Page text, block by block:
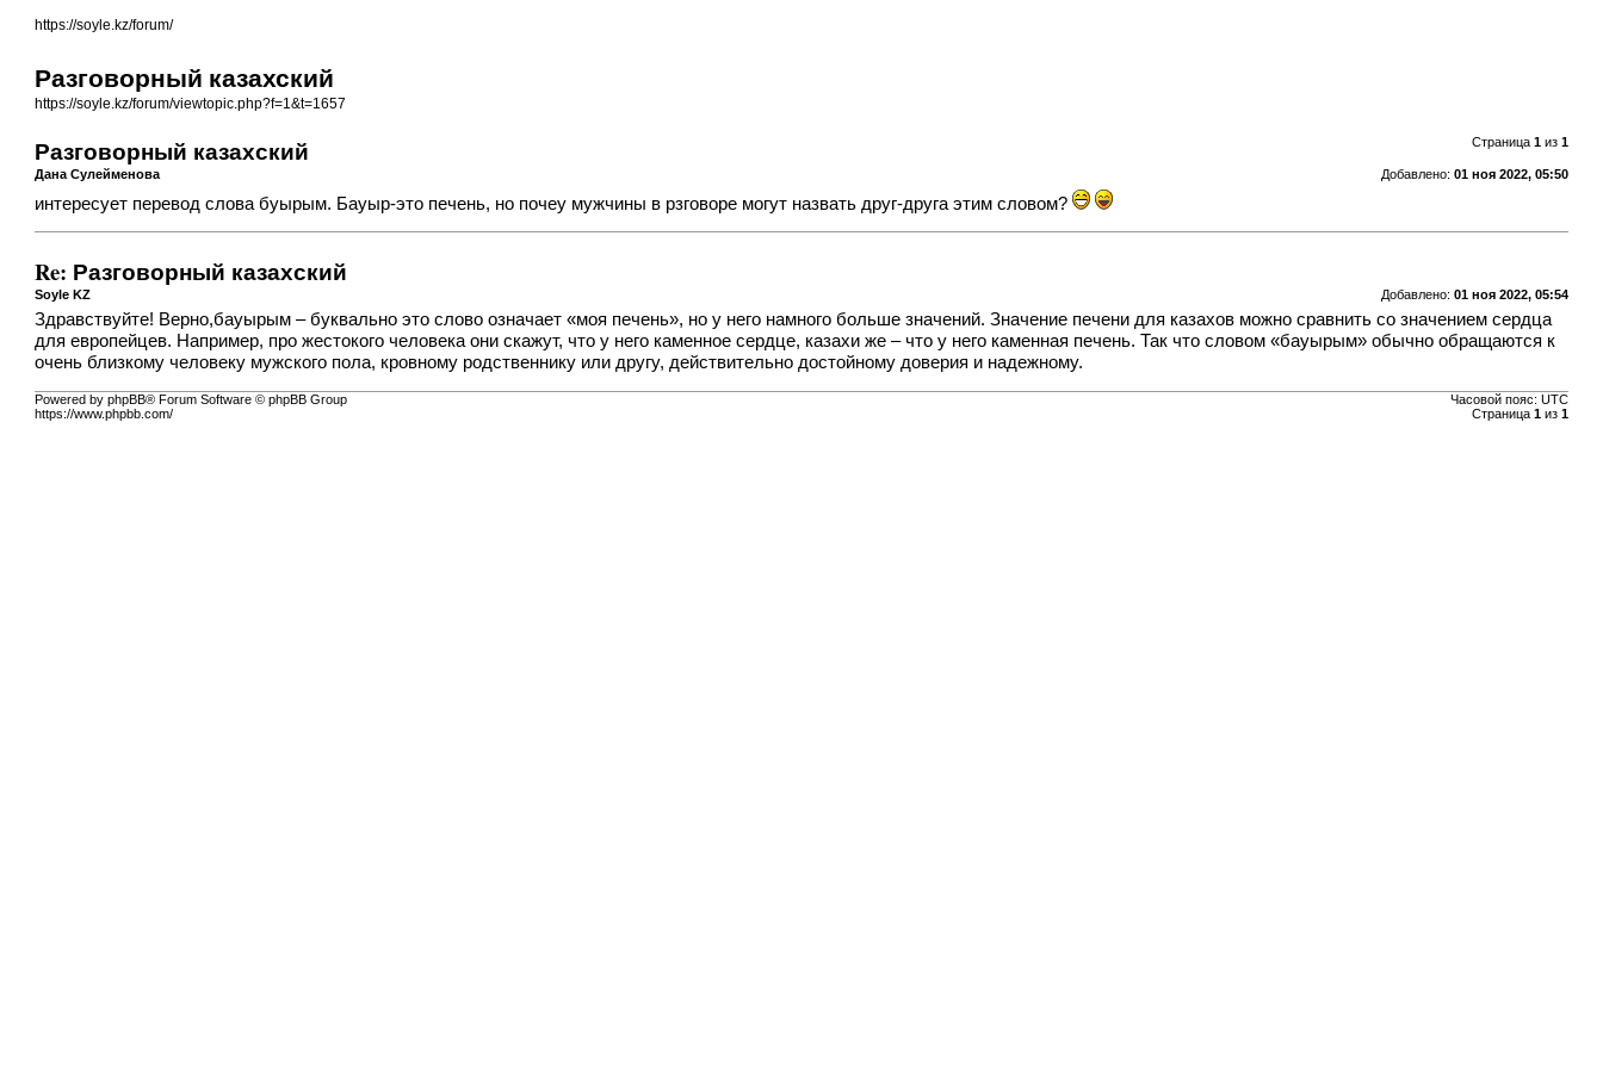
https://soyle.kz/forum/
Разговорный казахский
https://soyle.kz/forum/viewtopic.php?f=1&t=1657
Страница 1из 1
Разговорный казахский
Добавлено: 01 ноя 2022, 05:50
Дана Сулейменова
интересует перевод слова буырым. Бауыр-это печень, но почеу мужчины в рзговоре могут назвать друг-друга этим словом?
Re: Разговорный казахский
Добавлено: 01 ноя 2022, 05:54
Soyle KZ
Здравствуйте! Верно,бауырым – буквально это слово означает «моя печень», но у него намного больше значений. Значение печени для казахов можно сравнить со значением сердца
для европейцев. Например, про жестокого человека они скажут, что у него каменное сердце, казахи же – что у него каменная печень. Так что словом «бауырым» обычно обращаются к
очень близкому человеку мужского пола, кровному родственнику или другу, действительно достойному доверия и надежному.
Часовой пояс: UTC
Страница 1из 1
Powered by phpBB® Forum Software © phpBB Group
https://www.phpbb.com/